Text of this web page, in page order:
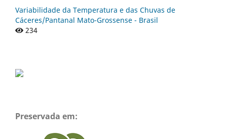
Variabilidade da Temperatura e das Chuvas de
Cáceres/Pantanal Mato-Grossense - Brasil
234
Preservada em: